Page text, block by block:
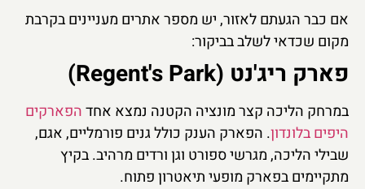
אם כבר הגעתם לאזור, יש מספר אתרים מעניינים בקרבת
מקום שכדאי לשלב בביקור:
פארק ריג'נט (Regent's Park)
במרחק הליכה קצר מונציה הקטנה נמצא אחדהפארקים
היפים בלונדון. הפארק הענק כולל גנים פורמליים, אגם,
שבילי הליכה, מגרשי ספורט וגן ורדים מרהיב. בקיץ
מתקיימים בפארק מופעי תיאטרון פתוח.